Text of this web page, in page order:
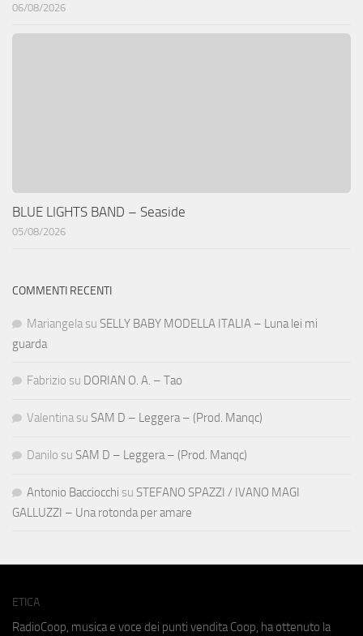
06/08/2026
BLUE LIGHTS BAND – Seaside
05/08/2026
COMMENTI RECENTI
Mariangela su SELLY BABY MODELLA ITALIA – Luna lei mi
guarda
Fabrizio su DORIAN O. A. – Tao
Valentina su SAM D – Leggera – (Prod. Manqc)
Danilo su SAM D – Leggera – (Prod. Manqc)
Antonio Bacciocchi su STEFANO SPAZZI / IVANO MAGI
GALLUZZI – Una rotonda per amare
ETICA
RadioCoop, musica e voce dei punti vendita Coop, ha ottenuto la